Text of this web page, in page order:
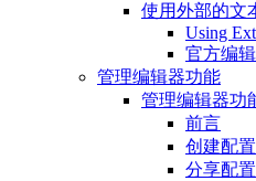
使用外部的文
Using
官方编
管理编辑器功能
管理编辑器功
前言
创建配置
分享配置